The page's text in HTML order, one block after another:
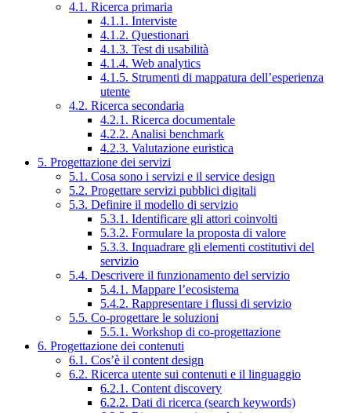
4.1. Ricerca primaria
4.1.1. Interviste
4.1.2. Questionari
4.1.3. Test di usabilità
4.1.4. Web analytics
4.1.5. Strumenti di mappatura dell’esperienza
utente
4.2. Ricerca secondaria
4.2.1. Ricerca documentale
4.2.2. Analisi benchmark
4.2.3. Valutazione euristica
5. Progettazione dei servizi
5.1. Cosa sono i servizi e il service design
5.2. Progettare servizi pubblici digitali
5.3. Definire il modello di servizio
5.3.1. Identificare gli attori coinvolti
5.3.2. Formulare la proposta di valore
5.3.3. Inquadrare gli elementi costitutivi del
servizio
5.4. Descrivere il funzionamento del servizio
5.4.1. Mappare l’ecosistema
5.4.2. Rappresentare i flussi di servizio
5.5. Co-progettare le soluzioni
5.5.1. Workshop di co-progettazione
6. Progettazione dei contenuti
6.1. Cos’è il content design
6.2. Ricerca utente sui contenuti e il linguaggio
6.2.1. Content discovery
6.2.2. Dati di ricerca (search keywords)